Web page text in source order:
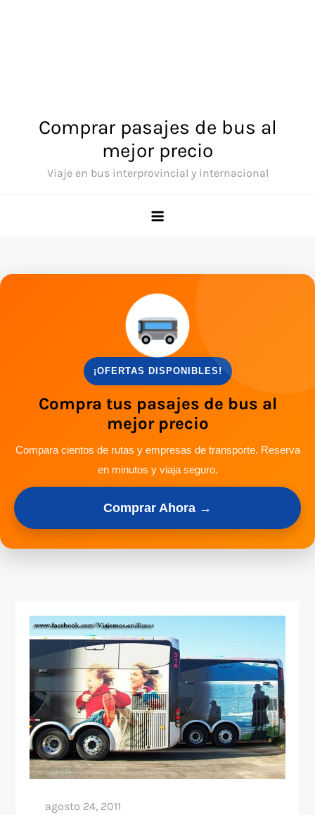
Comprar pasajes de bus al
mejor precio
Viaje en bus interprovincial y internacional
¡OFERTAS DISPONIBLES!
Compra tus pasajes de bus al
mejor precio
Compara cientos de rutas y empresas de transporte. Reserva
en minutos y viaja seguro.
Comprar Ahora →